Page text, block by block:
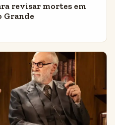
revisar mortes em
Grande